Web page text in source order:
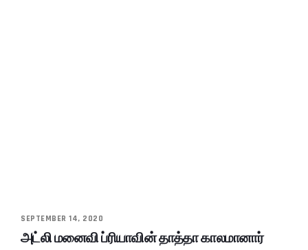
SEPTEMBER 14, 2020
அட்லி மனைவி ப்ரியாவின் தாத்தா காலமானார்